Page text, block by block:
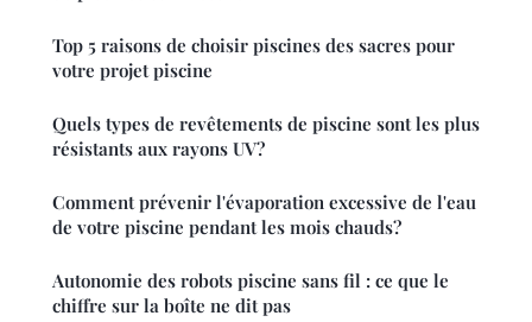
Top 5 raisons de choisir piscines des sacres pour
votre projet piscine
Quels types de revêtements de piscine sont les plus
résistants aux rayons UV?
Comment prévenir l'évaporation excessive de l'eau
de votre piscine pendant les mois chauds?
Autonomie des robots piscine sans fil : ce que le
chiffre sur la boîte ne dit pas